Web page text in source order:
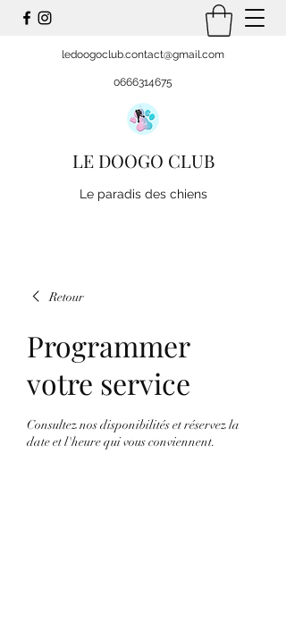
ledoogoclub.contact@gmail.com
0666314675
LE DOOGO CLUB
Le paradis des chiens
Retour
Programmer
votre service
Consultez nos disponibilités et réservez la
date et l'heure qui vous conviennent.